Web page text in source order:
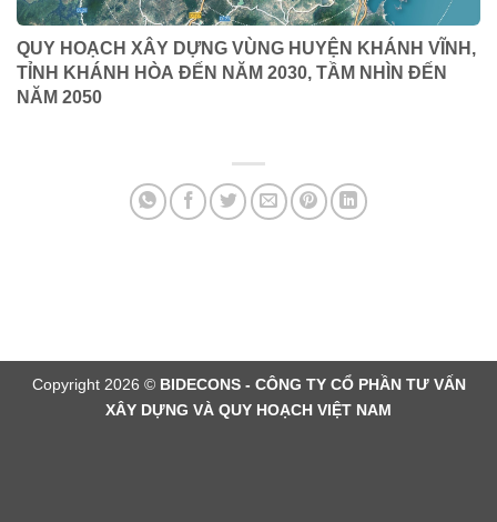
QUY HOẠCH XÂY DỰNG VÙNG HUYỆN KHÁNH VĨNH,
TỈNH KHÁNH HÒA ĐẾN NĂM 2030, TẦM NHÌN ĐẾN
NĂM 2050
Copyright 2026 © BIDECONS - CÔNG TY CỔ PHẦN TƯ VẤN
XÂY DỰNG VÀ QUY HOẠCH VIỆT NAM